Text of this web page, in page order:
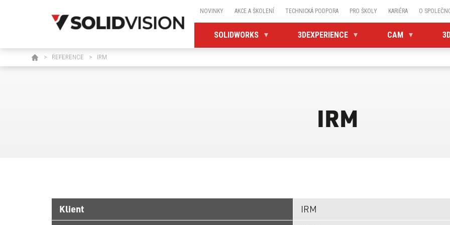
NOVINKY AKCE A ŠKOLENÍ TECHNICKÁ PODPORA PRO ŠKOLY KARIÉRA O
SOLIDWORKS 3DEXPERIENCE CAM
> REFERENCE > IRM
IRM
Klient
IRM